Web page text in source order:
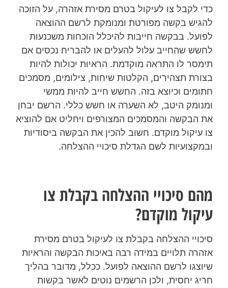
כדי לקבל צו לעיקול בטרם מסירת אזהרה, על הזוכה
להגיש בקשה מפורטת ומנומקת לרשם ההוצאה
לפועל. בבקשה חייבות להיכלל הוכחות משכנעות
לחשש שהחייב עלול להעלים או להבריח נכסים אם
תימסר לו התראה מוקדמת. הראיות יכולות להיות
בצורת תצהירים, הקלטות שיחות, צילומים, מסמכים
חתומים וכיוצא בזה. החשש חייב להיות ממשי
ומנומק היטב, לא השערה או חשש כללי. הרשם יבחן
את הבקשה והמסמכים המצורפים ויחליט אם להוציא
צו עיקול מוקדם. חשוב להכין את הבקשה ביסודיות
ובמקצועיות לשם הגדלת סיכויי ההצלחה.
מהם סיכויי ההצלחה בקבלת צו
עיקול מוקדם?
סיכויי ההצלחה בקבלת צו לעיקול בטרם מסירת
אזהרה תלויים במידה רבה באיכות הבקשה והראיות
שיוצגו לרשם ההוצאה לפועל. ככלל, מדובר בהליך
חריג יחסית, ולכן הרשמים נוטים לאשר בקשות